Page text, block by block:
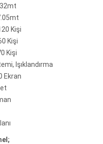
Kişi
Kişi
Kişi
Işıklandırma
Ekran